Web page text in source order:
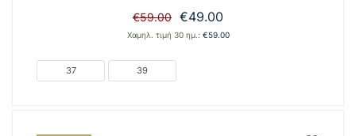
€59.00 Original
price
€49.00
τρέχουσα
Χαμηλ. τιμή 30 ημ.: €59.00
37 39